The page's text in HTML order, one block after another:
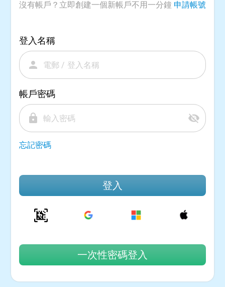
沒有帳戶？立即創建一個新帳戶不用一分鐘 申請帳號
登入名稱
person
帳戶密碼
lock visibility_off
忘記密碼